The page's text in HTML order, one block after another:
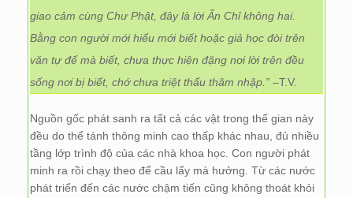
giao cảm cùng Chư Phật, đây là lời Ấn Chỉ không hai.
Bằng con người mới hiểu mới biết hoặc giả học đòi trên
văn tự để mà biết, chưa thực hiện đặng nơi lời trên đều
sống nơi bị biết, chớ chưa triệt thấu thâm nhập.” –T.V.
Nguồn gốc phát sanh ra tất cả các vật trong thế gian này
đều do thể tánh thông minh cao thấp khác nhau, đủ nhiều
tầng lớp trình độ của các nhà khoa học. Con người phát
minh ra rồi chạy theo để cầu lấy mà hưởng. Từ các nước
phát triển đến các nước chậm tiến cũng không thoát khỏi